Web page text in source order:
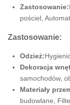
Zastosowanie:
pościel ,
Zastosowanie:
Odzież:
Dekoracja
samochodów,
Materiały
budowlane,